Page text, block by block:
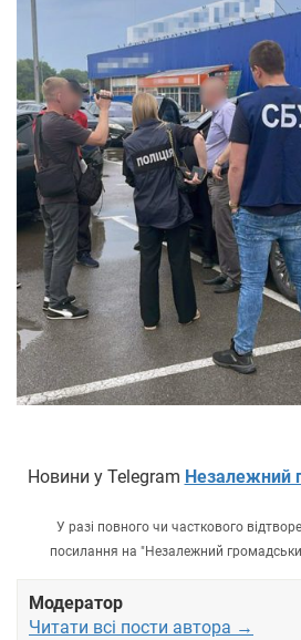
Новини у Telegram Незалежний
У разі повного чи часткового
посилання на "Незалежний
Модератор
Читати всі пости автора →